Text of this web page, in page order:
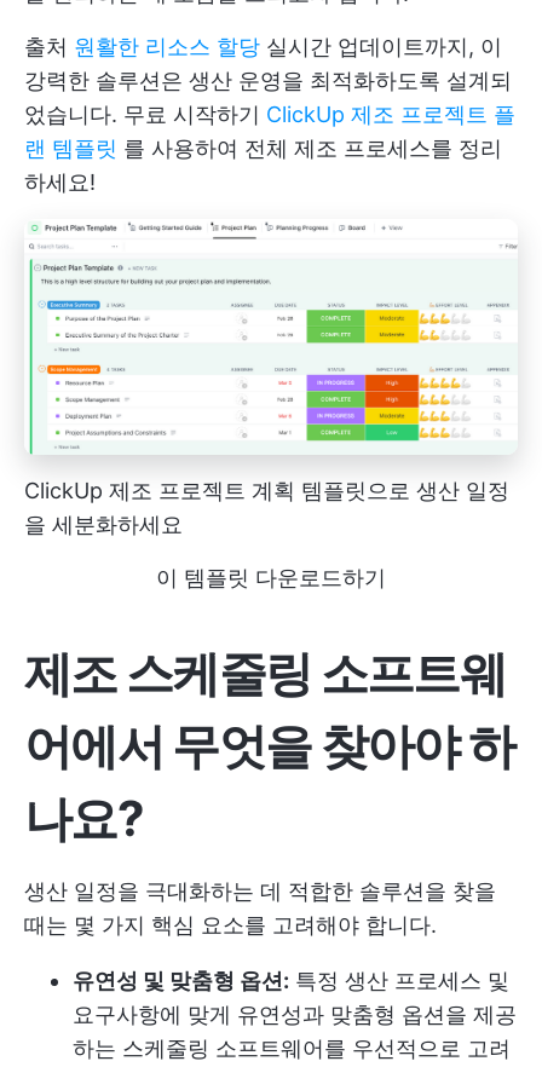
출처 원활한 리소스 할당 실시간 업데이트까지, 이
강력한 솔루션은 생산 운영을 최적화하도록 설계되
었습니다. 무료 시작하기 ClickUp 제조 프로젝트 플
랜 템플릿 를 사용하여 전체 제조 프로세스를 정리
하세요!
ClickUp 제조 프로젝트 계획 템플릿으로 생산 일정
을 세분화하세요
이 템플릿 다운로드하기
제조 스케줄링 소프트웨
어에서 무엇을 찾아야 하
나요?
생산 일정을 극대화하는 데 적합한 솔루션을 찾을
때는 몇 가지 핵심 요소를 고려해야 합니다.
유연성 및 맞춤형 옵션: 특정 생산 프로세스 및
요구사항에 맞게 유연성과 맞춤형 옵션을 제공
하는 스케줄링 소프트웨어를 우선적으로 고려